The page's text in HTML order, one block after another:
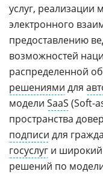
услуг, реализации
электронного
предоставлению
возможностей
распределенной
решениями для
модели SaaS (Soft-
пространства
подписи для
госуслуг и широкий
решений по